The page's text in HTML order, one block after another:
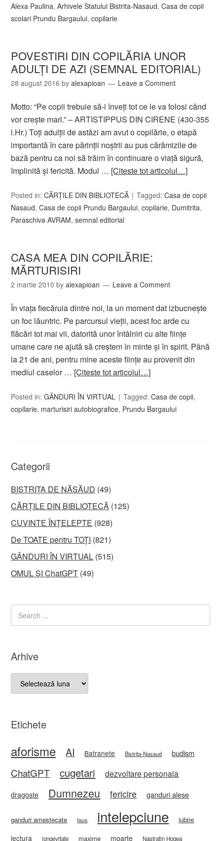
Alexa Paulina,Arhivele Statului Bistrita-Nasaud,Casa de copii
scolari Prundu Bargaului,copilarie
POVESTIRI DIN COPILĂRIA UNOR
ADULŢI DE AZI (SEMNAL EDITORIAL)
28 august 2016 byalexapioan Leave a Comment
Motto: “Pe copii trebuie să-i înveţi tot ce le va folosi când
vor creşte mari.” – ARTISTIPPUS DIN CIRENE (430-355
i.Hr.) Toţi adulţii de astăzi am avut o copilărie, o etapă
importantă în care părinţii noştrii au pus cărămizile de
bază pentru ca noi să trăim în continuare o viaţă sigură,
împlinită şi fericită. Modul … [Citeste tot articolul…]
Posted in:CĂRȚILE DIN BIBLIOTECĂ Tagged:Casa de copii
Nasaud,Casa de copii Prundu Bargaului,copilarie, Dumitrita,
Paraschiva AVRAM,semnal editorial
CASA MEA DIN COPILĂRIE:
MĂRTURISIRI
2 martie 2010 byalexapioan Leave a Comment
În viaţa fiecăruia dintre noi, la un moment dat izbucneşte
un foc lăuntric. Pe parcursul vieţii, acest foc arde cu
flăcări tot mai vii, datorită unor întâlniri cu alte fiinţe
umane care ne ajută să creştem în minte şi în spirit. Până
la 21 de ani, pentru mine aceste fiinţe au provenit din
mediul caselor … [Citeste tot articolul…]
Posted in:GÂNDURI ÎN VIRTUAL Tagged:Casa de copii,
copilarie, marturisiri autobiografice, Prundu Bargaului
Categorii
BISTRIȚA DE NĂSĂUD (49)
CĂRȚILE DIN BIBLIOTECĂ (125)
CUVINTE ÎNȚELEPTE (928)
De TOATE pentru TOȚI (821)
GÂNDURI ÎN VIRTUAL (515)
OMUL ȘI ChatGPT (49)
Arhive
Arhive
Etichete
aforisme AI Batranete Bistrita-Nasaud budism
ChatGPT cugetari dezvoltare personala
dragoste Dumnezeu fericire ganduri alese
ganduri amestecate Iisus intelepciune iubire
lectura longevitate maxime moarte Nastratin Hogea